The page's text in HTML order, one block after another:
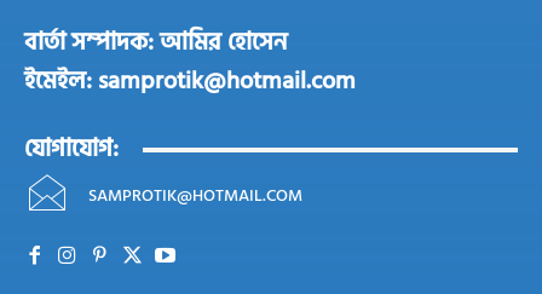
বার্তা সম্পাদক: আমির হোসেন
ইমেইল: samprotik@hotmail.com
যোগাযোগ:
SAMPROTIK@HOTMAIL.COM